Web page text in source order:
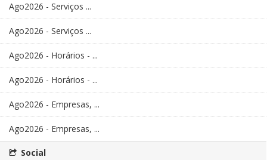
Ago2026 - Serviços ...
Ago2026 - Serviços ...
Ago2026 - Horários - ...
Ago2026 - Horários - ...
Ago2026 - Empresas, ...
Ago2026 - Empresas, ...
Social